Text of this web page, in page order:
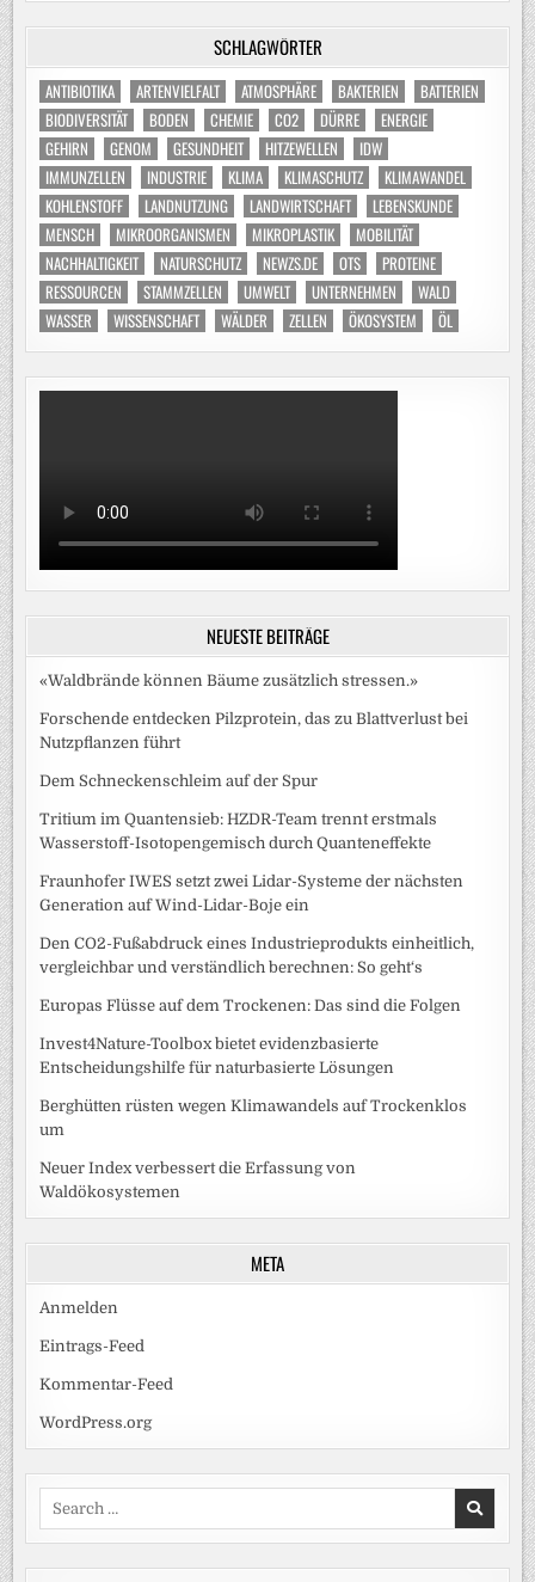
SCHLAGWÖRTER
ANTIBIOTIKA ARTENVIELFALT ATMOSPHÄRE BAKTERIEN
BATTERIEN
BIODIVERSITÄT
BODEN CHEMIE CO2 DÜRRE
ENERGIE
GEHIRN
GENOM GESUNDHEIT HITZEWELLEN
IDW
IMMUNZELLEN
INDUSTRIE KLIMA KLIMASCHUTZ
KLIMAWANDEL
KOHLENSTOFF
LANDNUTZUNG LANDWIRTSCHAFT
LEBENSKUNDE
MENSCH
MIKROORGANISMEN MIKROPLASTIK
MOBILITÄT
NACHHALTIGKEIT
NATURSCHUTZ NEWZS.DE OTS
PROTEINE
RESSOURCEN
STAMMZELLEN UMWELT UNTERNEHMEN
WALD
WASSER
WISSENSCHAFT WÄLDER ZELLEN ÖKOSYSTEM ÖL
NEUESTE BEITRÄGE
«Waldbrände können Bäume zusätzlich stressen.»
Forschende entdecken Pilzprotein, das zu Blattverlust bei
Nutzpflanzen führt
Dem Schneckenschleim auf der Spur
Tritium im Quantensieb: HZDR-Team trennt erstmals
Wasserstoff-Isotopengemisch durch Quanteneffekte
Fraunhofer IWES setzt zwei Lidar-Systeme der nächsten
Generation auf Wind-Lidar-Boje ein
Den CO2-Fußabdruck eines Industrieprodukts einheitlich,
vergleichbar und verständlich berechnen: So geht‘s
Europas Flüsse auf dem Trockenen: Das sind die Folgen
Invest4Nature-Toolbox bietet evidenzbasierte
Entscheidungshilfe für naturbasierte Lösungen
Berghütten rüsten wegen Klimawandels auf Trockenklos
um
Neuer Index verbessert die Erfassung von
Waldökosystemen
META
Anmelden
Eintrags-Feed
Kommentar-Feed
WordPress.org
Search